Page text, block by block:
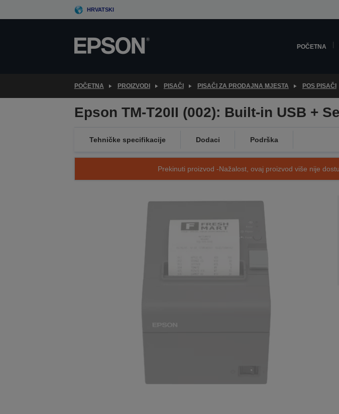
to
HRVATSKI
POČETNA
POČETNA PROIZVODI PISAČI PISAČI ZA PRODAJNA MJESTA POS PISAČI
Epson TM-T20II (002): Built-in USB +
Tehničke specifikacije Dodaci Podrška
Prekinuti proizvod -Nažalost, ovaj proizvod više nije